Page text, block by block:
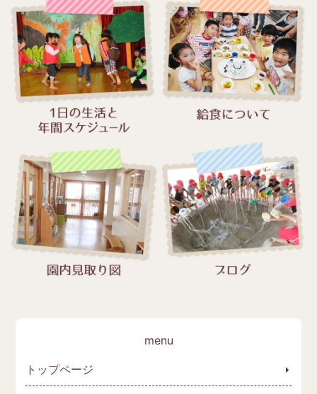
トップページ